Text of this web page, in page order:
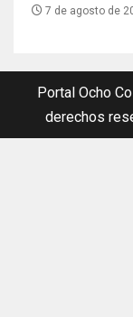
7 de agosto de
Portal Ocho
derechos